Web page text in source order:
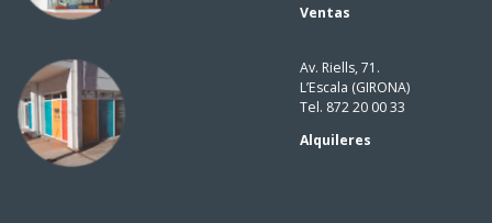
Ventas
Av. Riells, 71.
L’Escala (GIRONA)
Tel. 872 20 00 33
Alquileres